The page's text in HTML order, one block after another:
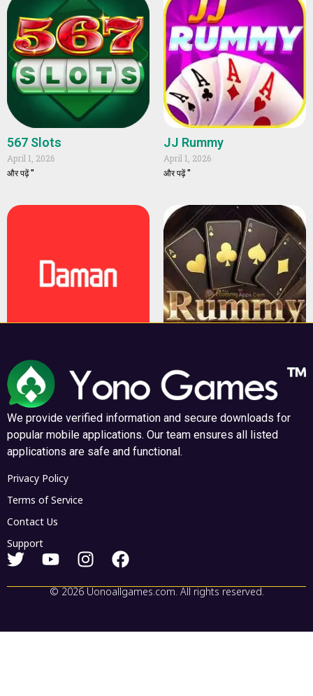
567 Slots
April 1, 2026
और पढ़ें "
JJ Rummy
April 1, 2026
और पढ़ें "
Daman Game
April 1, 2026
और पढ़ें "
April 1, 2026
और पढ़ें "
We provide verified information and secure downloads for
popular mobile applications. Our team ensures all listed
applications are safe and functional.
Privacy Policy
Terms of Service
Contact Us
Support
© 2026 Uonoallgames.com. All rights reserved.